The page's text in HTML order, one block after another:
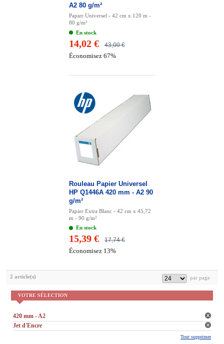
VOTRE SÉLECTION
420 mm - A2
Jet d'Encre
Tout supprimer
A2 80 g/m²
Papier Universel - 42 cm x 120 m -
80 g/m²
En stock
43,00 €
14,02 €
Économisez 67%
Rouleau Papier Universel
HP Q1446A 420 mm - A2 90
g/m²
Papier Extra Blanc - 42 cm x 45,72
m - 90 g/m²
En stock
17,74 €
15,39 €
Économisez 13%
2 article(s)